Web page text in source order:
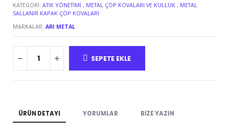
KATEGORI:ATIK YÖNETIMI , METAL ÇÖP KOVALARI VE KÜLLÜK , METAL
SALLANIR KAPAK ÇÖP KOVALARI
MARKALAR:ARI METAL
SEPETE EKLE
ÜRÜN DETAYI YORUMLAR BIZE YAZIN